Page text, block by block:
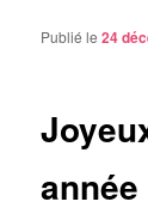
année
Publié le24